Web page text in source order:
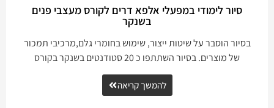
סיור לימודי במפעלי אלפא דרים לקורס מעצבי פנים
בשנקר
בסיור הוסבר על שיטות ייצור, שימוש בחומרי גלם,מרכיבי תמכור
של מוצרים. בסיור השתתפו כ 20 סטודנטים בשנקר בקורס
להמשך קריאה